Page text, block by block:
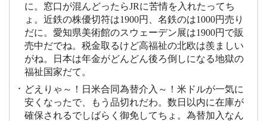
に。窓口が混んどったらJRに苦情を入れたってち
ょ。近鉄の株優切符は1900円、名鉄のは1000円売り
だに。愛知県美術館のスウェーデン展は1900円で販
売中だでね。税金取るけど高福祉の北欧は羨ましい
がね。日本は年金がどんどん後ろ倒しになる地獄の
福祉国家だて。
どえりゃ～！日米合同為替介入～！米ドルが一気に
安くなったで、もう品切れだわ。数日以内に在庫が
確保されるでしばらく御免してちょ。為替加入なん